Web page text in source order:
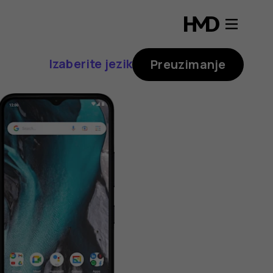
Izaberite jezik Preuzimanje